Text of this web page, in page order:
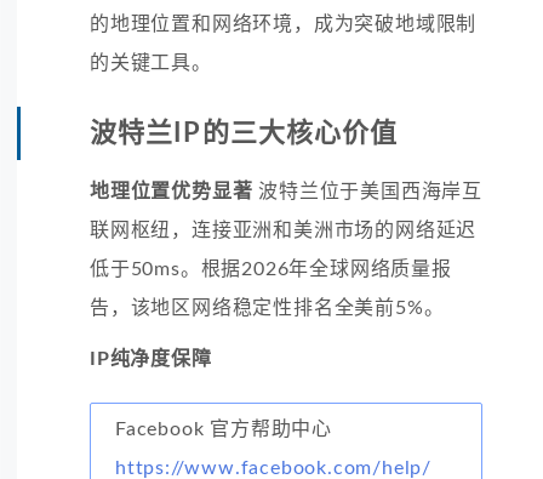
的地理位置和网络环境，成为突破地域限制
的关键工具。
波特兰IP的三大核心价值
地理位置优势显著 波特兰位于美国西海岸互
联网枢纽，连接亚洲和美洲市场的网络延迟
低于50ms。根据2026年全球网络质量报
告，该地区网络稳定性排名全美前5%。
IP纯净度保障
Facebook 官方帮助中心
https://www.facebook.com/help/